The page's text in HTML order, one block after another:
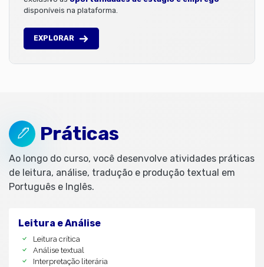
disponíveis na plataforma.
EXPLORAR
Práticas
Ao longo do curso, você desenvolve atividades práticas
de leitura, análise, tradução e produção textual em
Português e Inglês.
Leitura e Análise
Leitura crítica
Análise textual
Interpretação literária